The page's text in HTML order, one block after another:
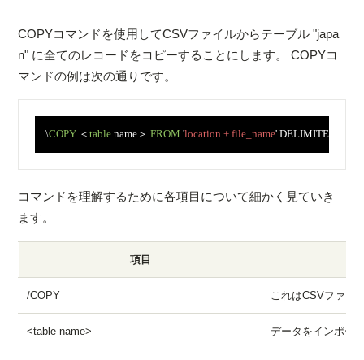
COPYコマンドを使用してCSVファイルからテーブル "japa
n" に全てのレコードをコピーすることにします。 COPYコ
マンドの例は次の通りです。
\COPY ＜table name＞ FROM 'location + file_name' DELIMITER '
コマンドを理解するために各項目について細かく見ていき
ます。
項目
/COPY これはCSVファイ
<table name> データをインポー